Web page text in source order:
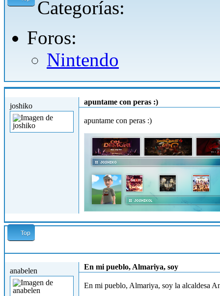
Categorías:
Foros:
Nintendo
joshiko apuntame con peras :)
apuntame con peras :)
Top
anabelen En mi pueblo, Almariya, soy
En mi pueblo, Almariya, soy la alcaldesa